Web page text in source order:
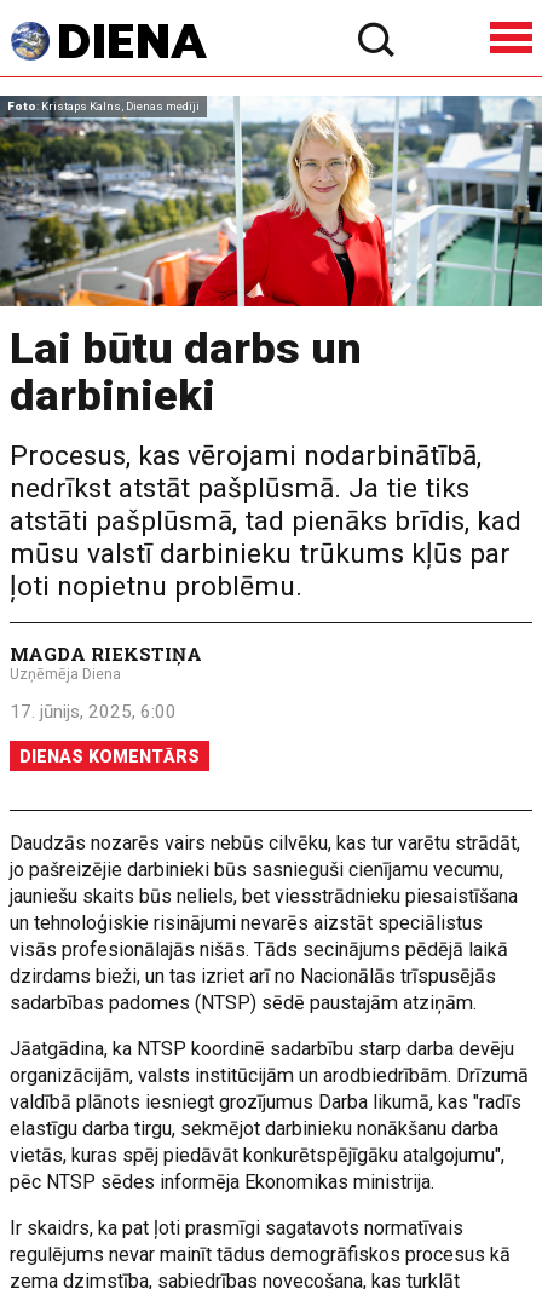
Foto: Kristaps Kalns, Dienas mediji
Lai būtu darbs un
darbinieki
Procesus, kas vērojami nodarbinātībā,
nedrīkst atstāt pašplūsmā. Ja tie tiks
atstāti pašplūsmā, tad pienāks brīdis, kad
mūsu valstī darbinieku trūkums kļūs par
ļoti nopietnu problēmu.
MAGDA RIEKSTIŅA
Uzņēmēja Diena
17. jūnijs, 2025, 6:00
DIENAS KOMENTĀRS
Daudzās nozarēs vairs nebūs cilvēku, kas tur varētu strādāt,
jo pašreizējie darbinieki būs sasnieguši cienījamu vecumu,
jauniešu skaits būs neliels, bet viesstrādnieku piesaistīšana
un tehnoloģiskie risinājumi nevarēs aizstāt speciālistus
visās profesionālajās nišās. Tāds secinājums pēdējā laikā
dzirdams bieži, un tas izriet arī no Nacionālās trīspusējās
sadarbības padomes (NTSP) sēdē paustajām atziņām.
Jāatgādina, ka NTSP koordinē sadarbību starp darba devēju
organizācijām, valsts institūcijām un arodbiedrībām. Drīzumā
valdībā plānots iesniegt grozījumus Darba likumā, kas "radīs
elastīgu darba tirgu, sekmējot darbinieku nonākšanu darba
vietās, kuras spēj piedāvāt konkurētspējīgāku atalgojumu",
pēc NTSP sēdes informēja Ekonomikas ministrija.
Ir skaidrs, ka pat ļoti prasmīgi sagatavots normatīvais
regulējums nevar mainīt tādus demogrāfiskos procesus kā
zema dzimstība, sabiedrības novecošana, kas turklāt